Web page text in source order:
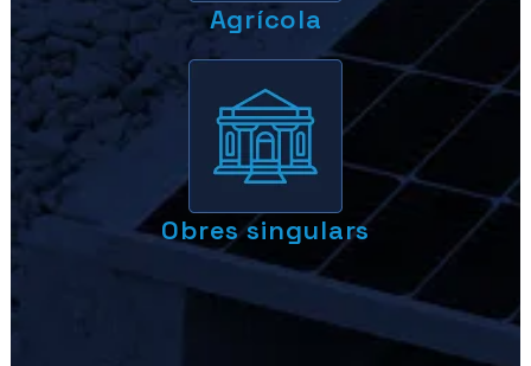
Agrícola
Obres singulars